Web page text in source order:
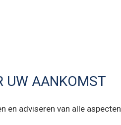
UW AANKOMST
en adviseren van alle aspecten